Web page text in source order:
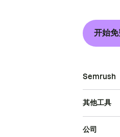
开始免
Semrush
其他工具
公司